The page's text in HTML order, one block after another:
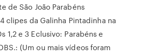
de São João Parabéns
clipes da Galinha Pintadinha na
1,2 e 3 Eclusivo: Parabéns e
(Um ou mais vídeos foram